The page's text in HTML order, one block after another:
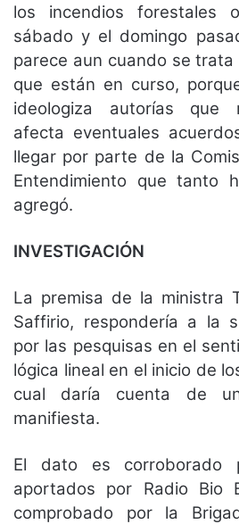
los incendios forestales
sábado y el domingo
parece aun cuando se
que están en curso,
ideologiza autorías que
afecta eventuales
llegar por parte de la
Entendimiento que tanto
agregó.
INVESTIGACIÓN
La premisa de la ministra
Saffirio, respondería a la
por las pesquisas en el
lógica lineal en el inicio de
cual daría cuenta de
manifiesta.
El dato es corroborado
aportados por Radio Bio
comprobado por la